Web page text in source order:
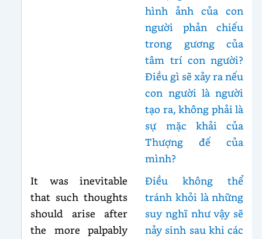
hình ảnh của con
người phản chiếu
trong gương của
tâm trí con người?
Điều gì sẽ xảy ra nếu
con người là người
tạo ra, không phải là
sự mặc khải của
Thượng đế của
mình?
It was inevitable
that such thoughts
should arise after
the more palpably
Điều không thể
tránh khỏi là những
suy nghĩ như vậy sẽ
nảy sinh sau khi các